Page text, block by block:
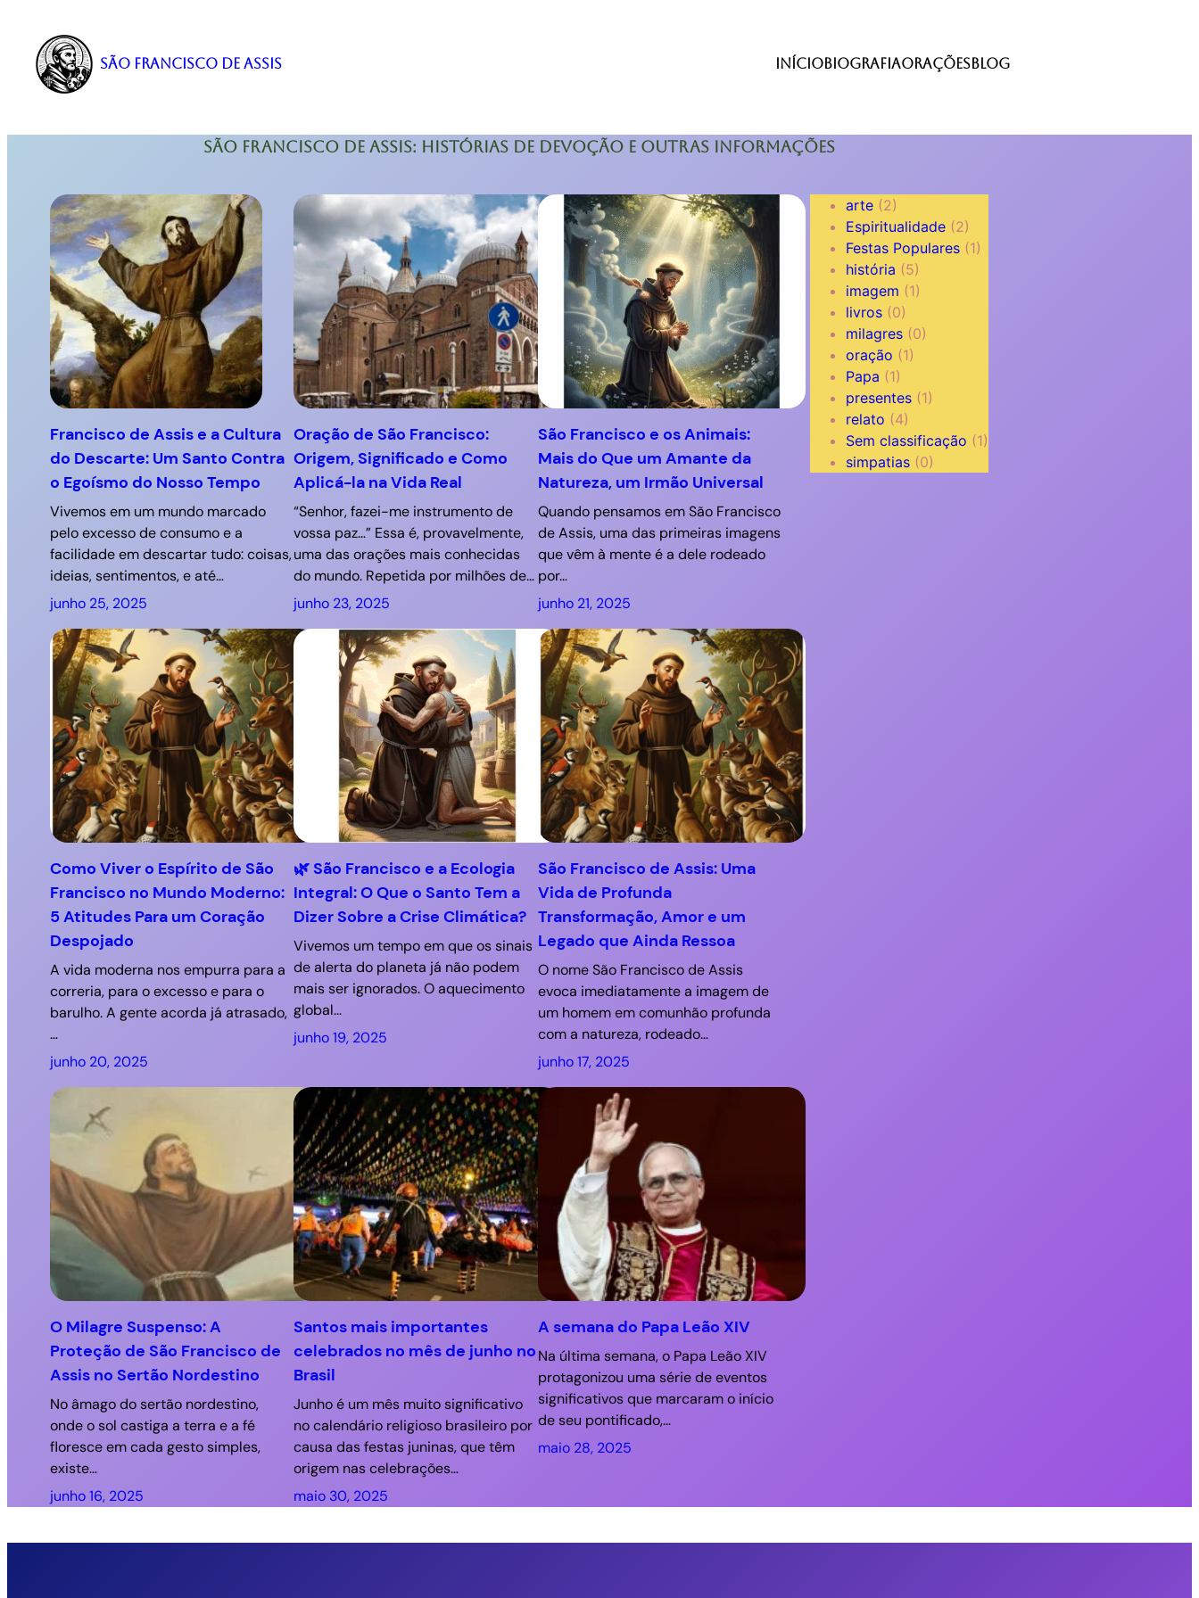
conteúdo
São Francisco de Assis InícioBiografiaOraçõesBlog
São Francisco de Assis: histórias de devoção e outras informações
arte (2)
Espiritualidade (2)
Festas Populares (1)
história (5)
imagem (1)
livros (0)
milagres (0)
oração (1)
Papa (1)
presentes (1)
relato (4)
Sem classificação (1)
simpatias (0)
Francisco de Assis e a Cultura
do Descarte: Um Santo Contra
o Egoísmo do Nosso Tempo
Vivemos em um mundo marcado
pelo excesso de consumo e a
facilidade em descartar tudo: coisas,
ideias, sentimentos, e até…
junho 25, 2025
Oração de São Francisco:
Origem, Significado e Como
Aplicá-la na Vida Real
“Senhor, fazei-me instrumento de
vossa paz…” Essa é, provavelmente,
uma das orações mais conhecidas
do mundo. Repetida por milhões de…
junho 23, 2025
São Francisco e os Animais:
Mais do Que um Amante da
Natureza, um Irmão Universal
Quando pensamos em São Francisco
de Assis, uma das primeiras imagens
que vêm à mente é a dele rodeado
por…
junho 21, 2025
Como Viver o Espírito de São
Francisco no Mundo Moderno:
5 Atitudes Para um Coração
Despojado
A vida moderna nos empurra para a
correria, para o excesso e para o
barulho. A gente acorda já atrasado,
…
junho 20, 2025
🌿 São Francisco e a Ecologia
Integral: O Que o Santo Tem a
Dizer Sobre a Crise Climática?
Vivemos um tempo em que os sinais
de alerta do planeta já não podem
mais ser ignorados. O aquecimento
global…
junho 19, 2025
São Francisco de Assis: Uma
Vida de Profunda
Transformação, Amor e um
Legado que Ainda Ressoa
O nome São Francisco de Assis
evoca imediatamente a imagem de
um homem em comunhão profunda
com a natureza, rodeado…
junho 17, 2025
O Milagre Suspenso: A
Proteção de São Francisco de
Assis no Sertão Nordestino
No âmago do sertão nordestino,
onde o sol castiga a terra e a fé
floresce em cada gesto simples,
existe…
junho 16, 2025
Santos mais importantes
celebrados no mês de junho no
Brasil
Junho é um mês muito significativo
no calendário religioso brasileiro por
causa das festas juninas, que têm
origem nas celebrações…
maio 30, 2025
A semana do Papa Leão XIV
Na última semana, o Papa Leão XIV
protagonizou uma série de eventos
significativos que marcaram o início
de seu pontificado,…
maio 28, 2025